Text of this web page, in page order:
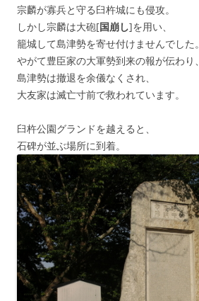
宗麟が寡兵と守る臼杵城にも侵攻。
しかし宗麟は大砲[国崩し]を用い、
籠城して島津勢を寄せ付けませんでした。
やがて豊臣家の大軍勢到来の報が伝わり、
島津勢は撤退を余儀なくされ、
大友家は滅亡寸前で救われています。
臼杵公園グランドを越えると、
石碑が並ぶ場所に到着。